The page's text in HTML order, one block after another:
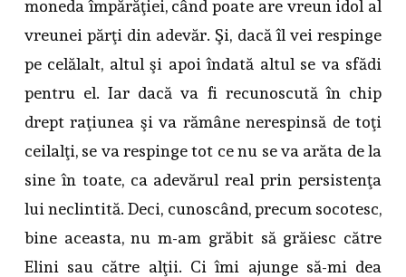
moneda împărăţiei, când poate are vreun idol al
vreunei părţi din adevăr. Şi, dacă îl vei respinge
pe celălalt, altul şi apoi îndată altul se va sfădi
pentru el. Iar dacă va fi recunoscută în chip
drept raţiunea şi va rămâne nerespinsă de toţi
ceilalţi, se va respinge tot ce nu se va arăta de la
sine în toate, ca adevărul real prin persistenţa
lui neclintită. Deci, cunoscând, precum socotesc,
bine aceasta, nu m-am grăbit să grăiesc către
Elini sau către alţii. Ci îmi ajunge să-mi dea